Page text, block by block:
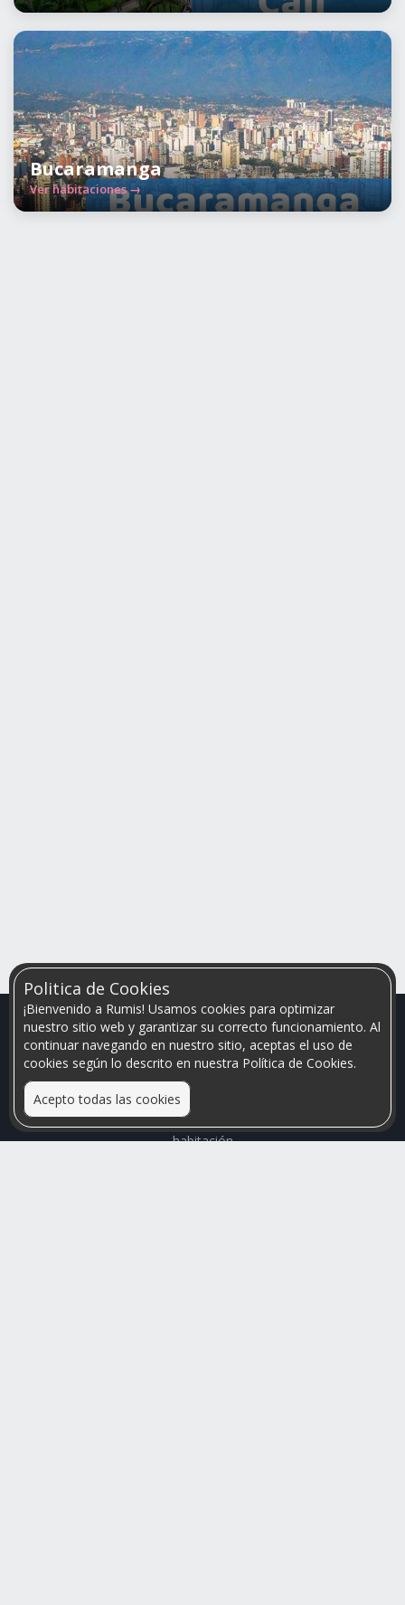
Bucaramanga
Ver habitaciones →
Politica de Cookies
¡Bienvenido a Rumis! Usamos cookies para optimizar
nuestro sitio web y garantizar su correcto funcionamiento. Al
continuar navegando en nuestro sitio, aceptas el uso de
cookies según lo descrito en nuestra Política de Cookies.
Acepto todas las cookies
Relacionamos personas que arriendan con las que buscan una
habitación